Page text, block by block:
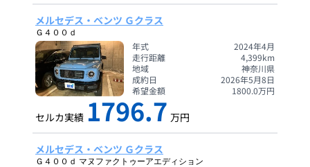
メルセデス・ベンツ Ｇクラス
Ｇ４００ｄ
年式
2024年4月
走行距離
4,399km
地域
神奈川県
成約日
2026年5月8日
希望金額
1800.0万円
セルカ実績 1796.7 万円
メルセデス・ベンツ Ｇクラス
Ｇ４００ｄ マヌファクトゥーアエディション